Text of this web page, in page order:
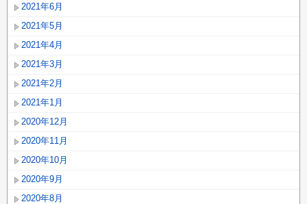
2021年6月
2021年5月
2021年4月
2021年3月
2021年2月
2021年1月
2020年12月
2020年11月
2020年10月
2020年9月
2020年8月